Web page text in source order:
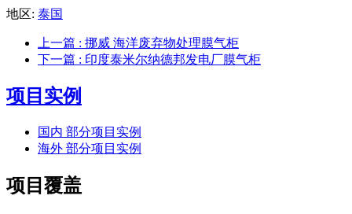
地区: 泰国
上一篇 : 挪威 海洋废弃物处理膜气柜
下一篇 : 印度泰米尔纳德邦发电厂膜气柜
项目实例
国内 部分项目实例
海外 部分项目实例
项目覆盖